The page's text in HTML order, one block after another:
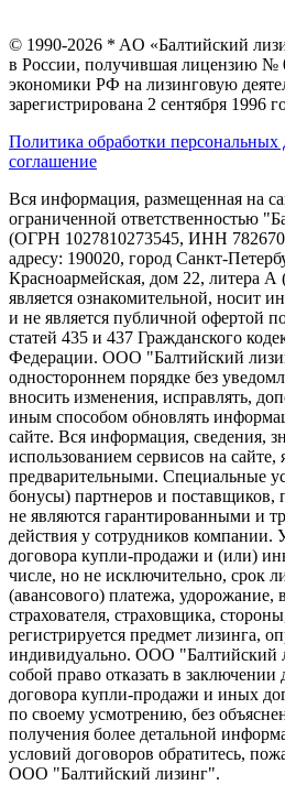
© 1990-2026 * AO «Балтийский
в России, получившая лицензию №
экономики РФ на лизинговую
зарегистрирована 2 сентября 1996
Политика обработки
соглашение
Вся информация, размещенная на
ограниченной ответственностью
(ОГРН 1027810273545, ИНН
адресу: 190020, город Санкт-
Красноармейская, дом 22, литера А
является ознакомительной, носит
и не является публичной офертой
статей 435 и 437 Гражданского
Федерации. ООО "Балтийский
одностороннем порядке без
вносить изменения, исправлять,
иным способом обновлять
сайте. Вся информация, сведения,
использованием сервисов на сайте,
предварительными. Специальные
бонусы) партнеров и поставщиков,
не являются гарантированными и
действия у сотрудников компании.
договора купли-продажи и (или)
числе, но не исключительно, срок
(авансового) платежа, удорожание,
страхователя, страховщика,
регистрируется предмет лизинга,
индивидуально. ООО "Балтийский
собой право отказать в заключении
договора купли-продажи и иных
по своему усмотрению, без
получения более детальной
условий договоров обратитесь,
ООО "Балтийский лизинг".